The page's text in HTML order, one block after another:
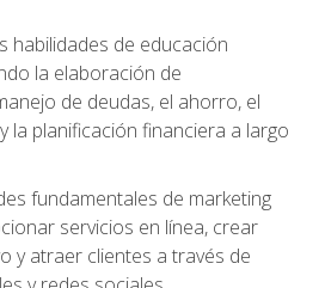
habilidades de educación
la elaboración de
de deudas, el ahorro, el
la planificación financiera a largo
fundamentales de marketing
servicios en línea, crear
y atraer clientes a través de